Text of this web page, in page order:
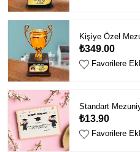
Kişiye Özel
₺349.00
Favorilere
Standart
₺13.90
Favorilere